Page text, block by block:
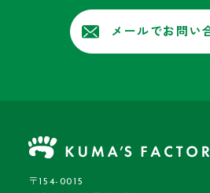
メールでお問い
〒154-0015